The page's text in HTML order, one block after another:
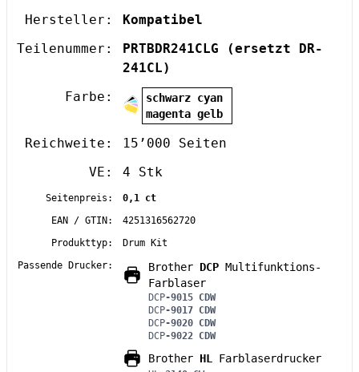
Hersteller:
Kompatibel
Teilenummer:
PRTBDR241CLG
(ersetzt DR-
241CL)
Farbe:
schwarz cyan
magenta gelb
Reichweite:
15’000 Seiten
VE:
4 Stk
Seitenpreis:
0,1 ct
EAN / GTIN:
4251316562720
Produkttyp:
Drum Kit
Passende Drucker:
Brother DCP Multifunktions-
Farblaser
DCP-9015 CDW
DCP-9017 CDW
DCP-9020 CDW
DCP-9022 CDW
Brother HL Farblaserdrucker